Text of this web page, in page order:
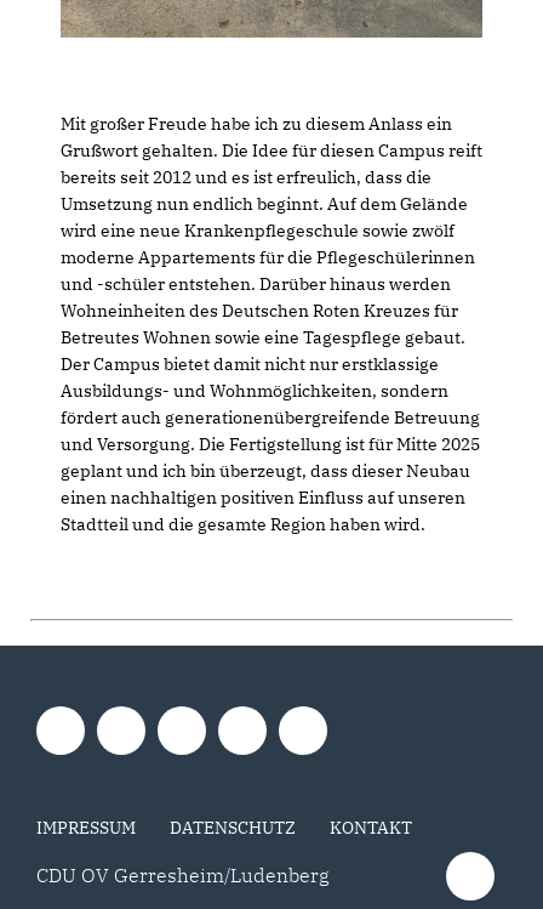
Mit großer Freude habe ich zu diesem Anlass ein
Grußwort gehalten. Die Idee für diesen Campus reift
bereits seit 2012 und es ist erfreulich, dass die
Umsetzung nun endlich beginnt. Auf dem Gelände
wird eine neue Krankenpflegeschule sowie zwölf
moderne Appartements für die Pflegeschülerinnen
und -schüler entstehen. Darüber hinaus werden
Wohneinheiten des Deutschen Roten Kreuzes für
Betreutes Wohnen sowie eine Tagespflege gebaut.
Der Campus bietet damit nicht nur erstklassige
Ausbildungs- und Wohnmöglichkeiten, sondern
fördert auch generationenübergreifende Betreuung
und Versorgung. Die Fertigstellung ist für Mitte 2025
geplant und ich bin überzeugt, dass dieser Neubau
einen nachhaltigen positiven Einfluss auf unseren
Stadtteil und die gesamte Region haben wird.
IMPRESSUM DATENSCHUTZ KONTAKT
CDU OV Gerresheim/Ludenberg